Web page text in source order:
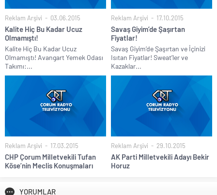
Reklam Arşivi 03.06.2015
Kalite Hiç Bu Kadar Ucuz
Olmamıştı!
Kalite Hiç Bu Kadar Ucuz
Olmamıştı! Avangart Yemek Odası
Takımı:...
Reklam Arşivi 17.10.2015
Savaş Giyim’de Şaşırtan
Fiyatlar!
Savaş Giyim’de Şaşırtan ve İçinizi
Isıtan Fiyatlar! Sweat’ler ve
Kazaklar...
Reklam Arşivi 17.03.2015
CHP Çorum Milletvekili Tufan
Köse’nin Meclis Konuşmaları
Reklam Arşivi 29.10.2015
AK Parti Milletvekili Adayı Bekir
Horuz
YORUMLAR